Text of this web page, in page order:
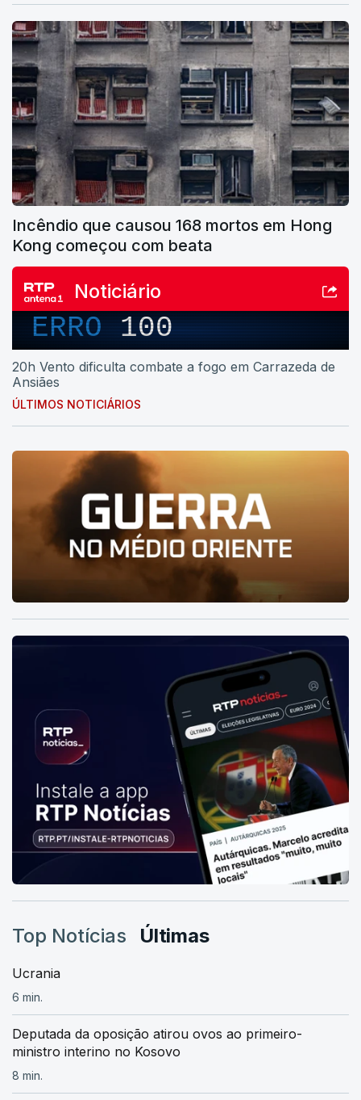
Incêndio que causou 168 mortos em Hong
Kong começou com beata
Noticiário
ERRO 100
20h Vento dificulta combate a fogo em Carrazeda de
Ansiães
ÚLTIMOS NOTICIÁRIOS
Top Notícias Últimas
Ucrania
6 min.
Deputada da oposição atirou ovos ao primeiro-
ministro interino no Kosovo
8 min.